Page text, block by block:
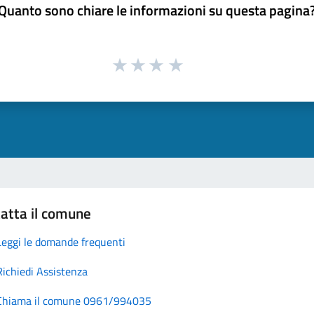
sono chiare le informazioni su questa
il comune
le domande frequenti
Assistenza
il comune 0961/994035